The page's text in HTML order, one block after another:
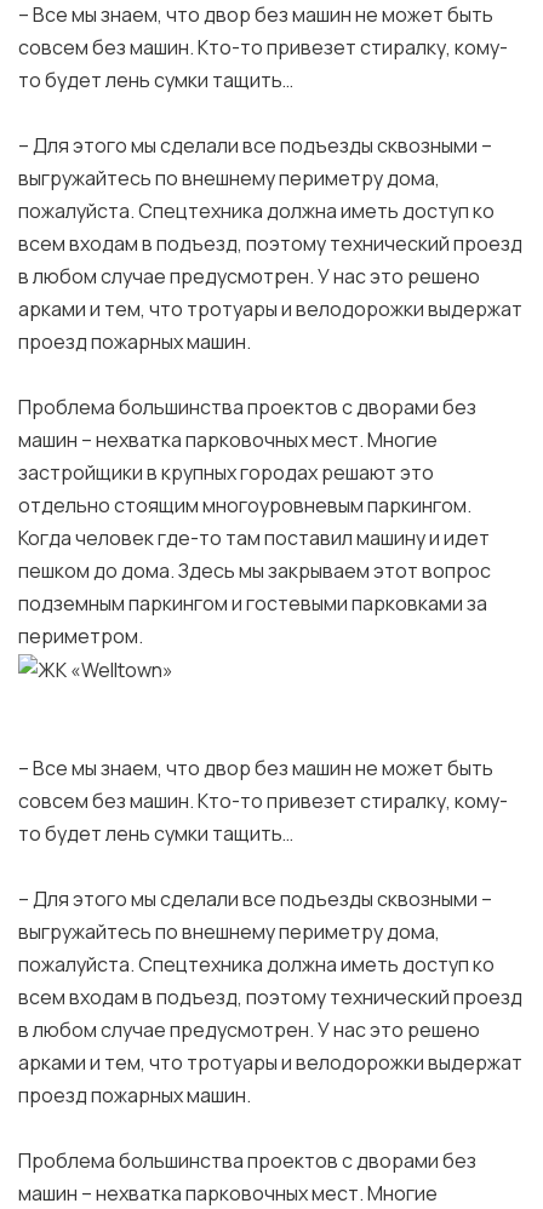
– Все мы знаем, что двор без машин не может быть
совсем без машин. Кто-то привезет стиралку, кому-
то будет лень сумки тащить…
– Для этого мы сделали все подъезды сквозными –
выгружайтесь по внешнему периметру дома,
пожалуйста. Спецтехника должна иметь доступ ко
всем входам в подъезд, поэтому технический проезд
в любом случае предусмотрен. У нас это решено
арками и тем, что тротуары и велодорожки выдержат
проезд пожарных машин.
Проблема большинства проектов с дворами без
машин – нехватка парковочных мест. Многие
застройщики в крупных городах решают это
отдельно стоящим многоуровневым паркингом.
Когда человек где-то там поставил машину и идет
пешком до дома. Здесь мы закрываем этот вопрос
подземным паркингом и гостевыми парковками за
периметром.
– Все мы знаем, что двор без машин не может быть
совсем без машин. Кто-то привезет стиралку, кому-
то будет лень сумки тащить…
– Для этого мы сделали все подъезды сквозными –
выгружайтесь по внешнему периметру дома,
пожалуйста. Спецтехника должна иметь доступ ко
всем входам в подъезд, поэтому технический проезд
в любом случае предусмотрен. У нас это решено
арками и тем, что тротуары и велодорожки выдержат
проезд пожарных машин.
Проблема большинства проектов с дворами без
машин – нехватка парковочных мест. Многие